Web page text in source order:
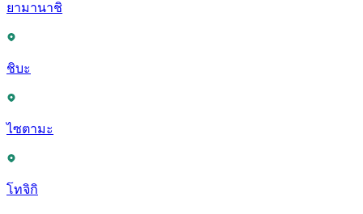
ยามานาชิ
ชิบะ
ไซตามะ
โทจิกิ